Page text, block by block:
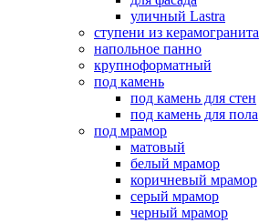
уличный Lastra
ступени из керамогранита
напольное панно
крупноформатный
под камень
под камень для стен
под камень для пола
под мрамор
матовый
белый мрамор
коричневый мрамор
серый мрамор
черный мрамор